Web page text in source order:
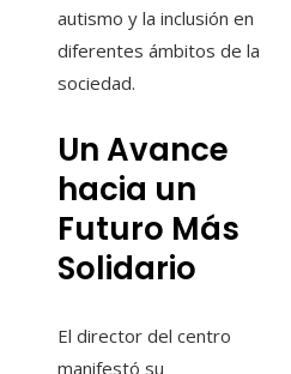
autismo y la inclusión en
diferentes ámbitos de la
sociedad.
Un Avance
hacia un
Futuro Más
Solidario
El director del centro
manifestó su